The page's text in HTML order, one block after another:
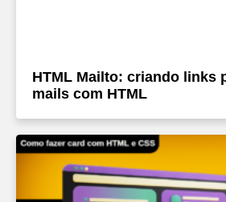
HTML Mailto: criando links
mails com HTML